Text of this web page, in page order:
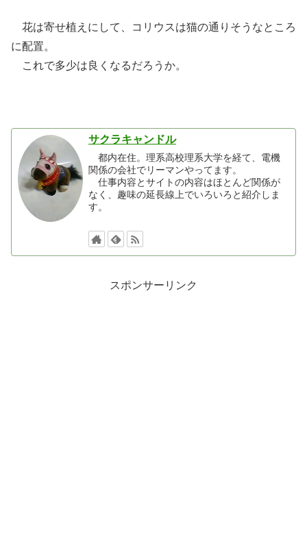
花は寄せ植えにして、コリウスは猫の通りそうなところ
に配置。
これで多少は良くなるだろうか。
サクラキャンドル
都内在住。理系高校理系大学を経て、電機
関係の会社でリーマンやってます。
仕事内容とサイトの内容はほとんど関係が
なく、趣味の延長線上でいろいろと紹介しま
す。
スポンサーリンク